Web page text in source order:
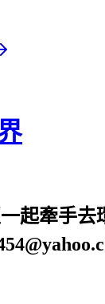
起牽手去